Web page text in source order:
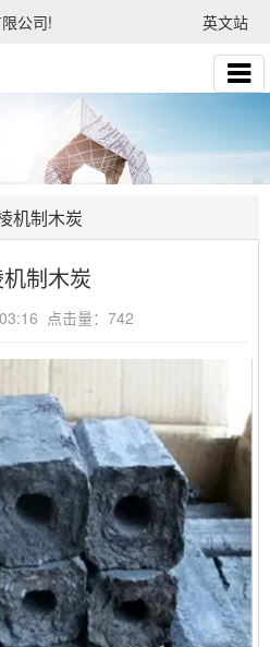
公司! 英文站
机制木炭
制木炭
点击量：742